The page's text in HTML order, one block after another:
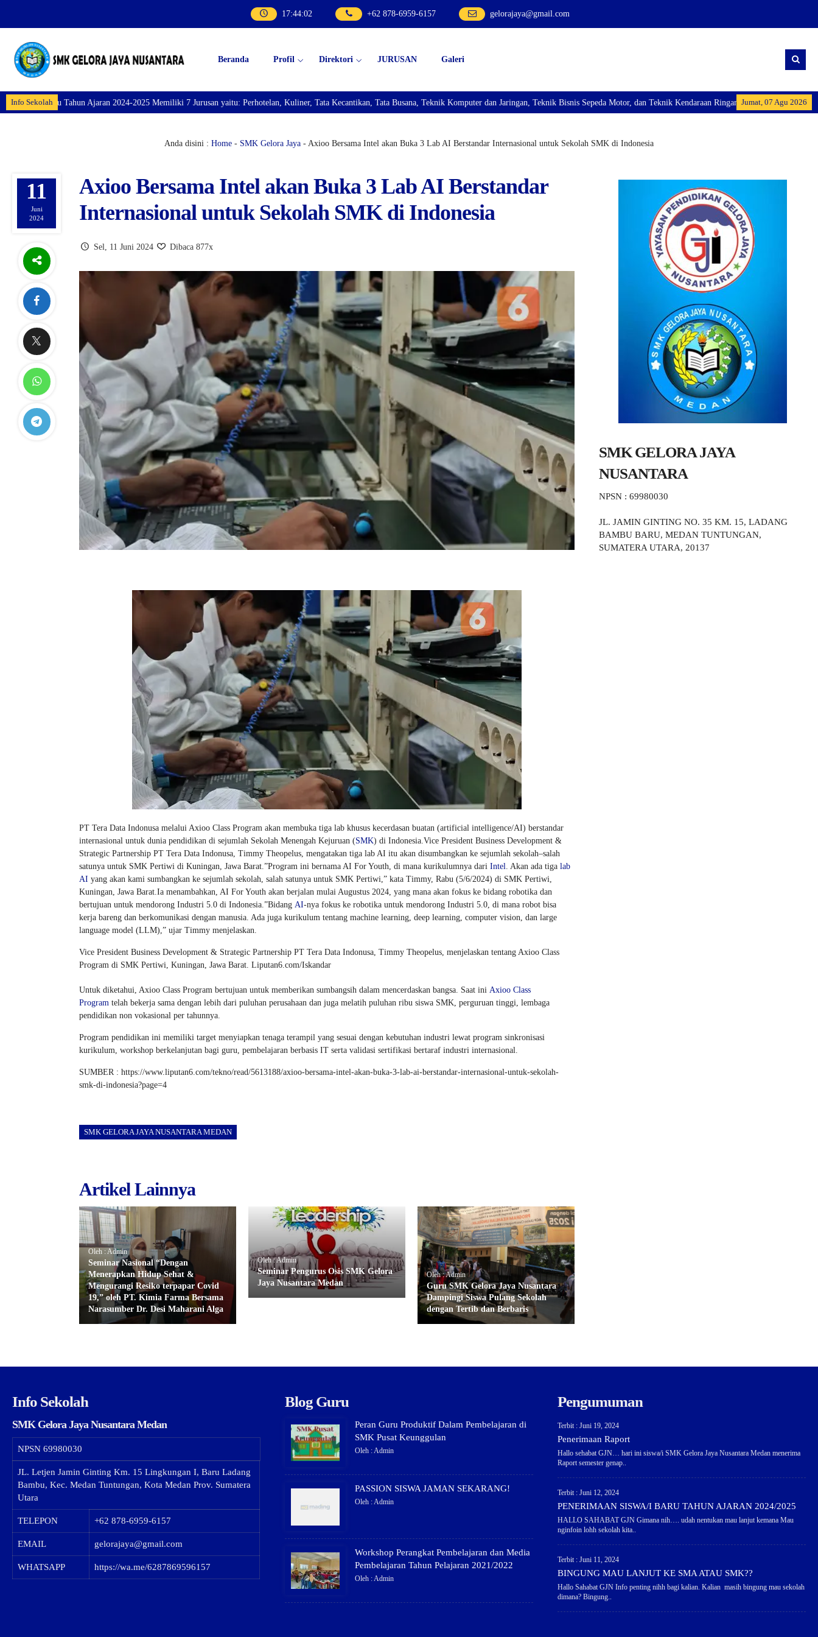
17:44:03 +62 878-6959-6157 gelorajaya@gmail.com
Beranda Profil Direktori JURUSAN Galeri
Info Sekolah Jumat, 07 Agu 2026
Tahun Ajaran 2024-2025 Memiliki 7 Jurusan yaitu: Perhotelan, Kuliner, Tata Kecantikan, Tata Busana, Teknik Komputer dan Jaringan, Teknik Bisnis Sepeda Motor, dan Teknik Kendaraan Ringan Dan membuka Kelas Industri:
Anda disini : Home - SMK Gelora Jaya - Axioo Bersama Intel akan Buka 3 Lab AI Berstandar Internasional untuk Sekolah SMK di Indonesia
11
Juni
2024
Axioo Bersama Intel akan Buka 3 Lab AI Berstandar
Internasional untuk Sekolah SMK di Indonesia
Sel, 11 Juni 2024 Dibaca 877x
PT Tera Data Indonusa melalui Axioo Class Program akan membuka tiga lab khusus kecerdasan buatan (artificial intelligence/AI) berstandar
internasional untuk dunia pendidikan di sejumlah Sekolah Menengah Kejuruan (SMK) di Indonesia.Vice President Business Development &
Strategic Partnership PT Tera Data Indonusa, Timmy Theopelus, mengatakan tiga lab AI itu akan disumbangkan ke sejumlah sekolah–salah
satunya untuk SMK Pertiwi di Kuningan, Jawa Barat.”Program ini bernama AI For Youth, di mana kurikulumnya dari Intel . Akan ada tiga lab
AI yang akan kami sumbangkan ke sejumlah sekolah, salah satunya untuk SMK Pertiwi,” kata Timmy, Rabu (5/6/2024) di SMK Pertiwi,
Kuningan, Jawa Barat.Ia menambahkan, AI For Youth akan berjalan mulai Augustus 2024, yang mana akan fokus ke bidang robotika dan
bertujuan untuk mendorong Industri 5.0 di Indonesia.”Bidang AI-nya fokus ke robotika untuk mendorong Industri 5.0, di mana robot bisa
kerja bareng dan berkomunikasi dengan manusia. Ada juga kurikulum tentang machine learning, deep learning, computer vision, dan large
language model (LLM),” ujar Timmy menjelaskan.
Vice President Business Development & Strategic Partnership PT Tera Data Indonusa, Timmy Theopelus, menjelaskan tentang Axioo Class
Program di SMK Pertiwi, Kuningan, Jawa Barat. Liputan6.com/Iskandar
Untuk diketahui, Axioo Class Program bertujuan untuk memberikan sumbangsih dalam mencerdaskan bangsa. Saat ini Axioo Class
Program telah bekerja sama dengan lebih dari puluhan perusahaan dan juga melatih puluhan ribu siswa SMK, perguruan tinggi, lembaga
pendidikan non vokasional per tahunnya.
Program pendidikan ini memiliki target menyiapkan tenaga terampil yang sesuai dengan kebutuhan industri lewat program sinkronisasi
kurikulum, workshop berkelanjutan bagi guru, pembelajaran berbasis IT serta validasi sertifikasi bertaraf industri internasional.
SUMBER : https://www.liputan6.com/tekno/read/5613188/axioo-bersama-intel-akan-buka-3-lab-ai-berstandar-internasional-untuk-sekolah-
smk-di-indonesia?page=4
SMK GELORA JAYA NUSANTARA MEDAN
Artikel Lainnya
Oleh : Admin
Seminar Nasional “Dengan
Menerapkan Hidup Sehat &
Mengurangi Resiko terpapar Covid
19,” oleh PT. Kimia Farma Bersama
Narasumber Dr. Desi Maharani Alga
Oleh : Admin
Seminar Pengurus Osis SMK Gelora
Jaya Nusantara Medan
Oleh : Admin
Guru SMK Gelora Jaya Nusantara
Dampingi Siswa Pulang Sekolah
dengan Tertib dan Berbaris
SMK GELORA JAYA
NUSANTARA
NPSN : 69980030
JL. JAMIN GINTING NO. 35 KM. 15, LADANG
BAMBU BARU, MEDAN TUNTUNGAN,
SUMATERA UTARA, 20137
Info Sekolah
SMK Gelora Jaya Nusantara Medan
NPSN 69980030
JL. Letjen Jamin Ginting Km. 15 Lingkungan I, Baru Ladang
Bambu, Kec. Medan Tuntungan, Kota Medan Prov. Sumatera
Utara
TELEPON +62 878-6959-6157
EMAIL gelorajaya@gmail.com
WHATSAPP https://wa.me/6287869596157
Blog Guru
Peran Guru Produktif Dalam Pembelajaran di
SMK Pusat Keunggulan
Oleh : Admin
PASSION SISWA JAMAN SEKARANG!
Oleh : Admin
Workshop Perangkat Pembelajaran dan Media
Pembelajaran Tahun Pelajaran 2021/2022
Oleh : Admin
Pengumuman
Terbit : Juni 19, 2024
Penerimaan Raport
Hallo sehabat GJN… hari ini siswa/i SMK Gelora Jaya Nusantara Medan menerima
Raport semester genap..
Terbit : Juni 12, 2024
PENERIMAAN SISWA/I BARU TAHUN AJARAN 2024/2025
HALLO SAHABAT GJN Gimana nih…. udah nentukan mau lanjut kemana Mau
nginfoin lohh sekolah kita..
Terbit : Juni 11, 2024
BINGUNG MAU LANJUT KE SMA ATAU SMK??
Hallo Sahabat GJN Info penting nihh bagi kalian. Kalian masih bingung mau sekolah
dimana? Bingung..